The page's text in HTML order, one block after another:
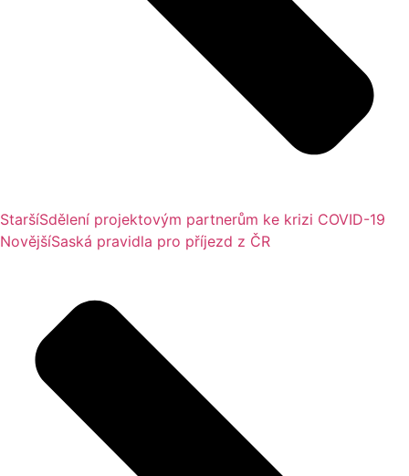
StaršíSdělení projektovým partnerům ke krizi COVID-19
NovějšíSaská pravidla pro příjezd z ČR